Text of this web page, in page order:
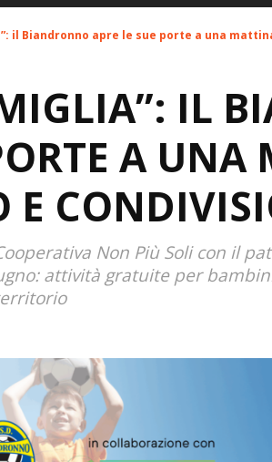
il Biandronno apre le sue porte a una
IL
A
E
Non Più Soli con il
attività gratuite per